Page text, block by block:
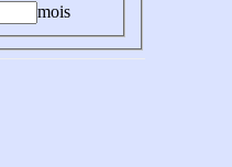
mois